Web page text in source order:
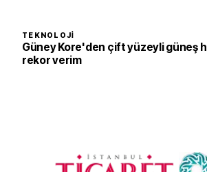
TEKNOLOJI
Güney Kore'den çift yüzeyli güneş
rekor verim